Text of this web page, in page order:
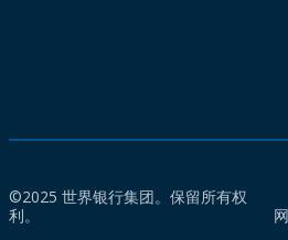
©2025 世界银行集团。保留所有权
利。